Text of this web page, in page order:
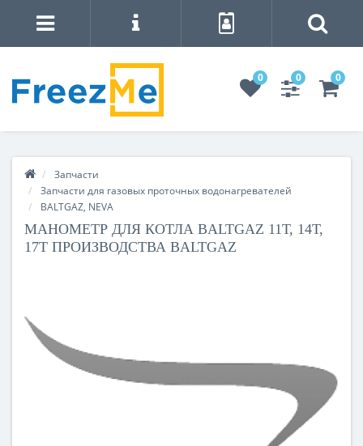
0 0 0
Запчасти
Запчасти для газовых проточных водонагревателей
BALTGAZ, NEVA
МАНОМЕТР ДЛЯ КОТЛА BALTGAZ 11Т, 14Т,
17Т ПРОИЗВОДСТВА BALTGAZ